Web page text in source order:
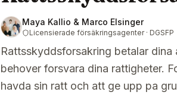
Maya Kallio & Marco Elsinger
Licensierade försäkringsagenter · DGSFP
Rattsskyddsforsakring betalar
behover forsvara dina rattigheter.
havda sin ratt och att ge upp pa